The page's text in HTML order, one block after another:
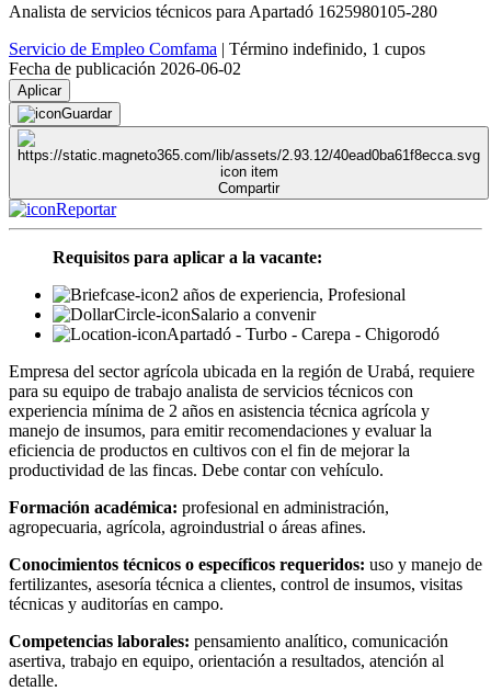
Analista de servicios técnicos para Apartadó 1625980105-280
Servicio de Empleo Comfama | Término indefinido, 1 cupos
Fecha de publicación 2026-06-02
Aplicar
Guardar
Compartir
Reportar
Requisitos para aplicar a la vacante:
2 años de experiencia, Profesional
Salario a convenir
Apartadó - Turbo - Carepa - Chigorodó
Empresa del sector agrícola ubicada en la región de Urabá, requiere
para su equipo de trabajo analista de servicios técnicos con
experiencia mínima de 2 años en asistencia técnica agrícola y
manejo de insumos, para emitir recomendaciones y evaluar la
eficiencia de productos en cultivos con el fin de mejorar la
productividad de las fincas. Debe contar con vehículo.
Formación académica: profesional en administración,
agropecuaria, agrícola, agroindustrial o áreas afines.
Conocimientos técnicos o específicos requeridos: uso y manejo de
fertilizantes, asesoría técnica a clientes, control de insumos, visitas
técnicas y auditorías en campo.
Competencias laborales: pensamiento analítico, comunicación
asertiva, trabajo en equipo, orientación a resultados, atención al
detalle.